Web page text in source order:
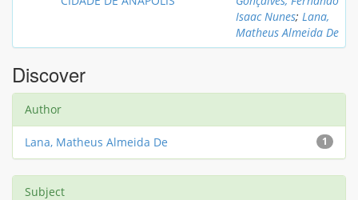
Isaac Nunes; Lana,
Matheus Almeida De
Discover
Author
1
Lana, Matheus Almeida De
Subject